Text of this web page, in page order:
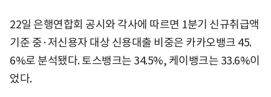
22일 은행연합회 공시와 각사에 따르면 1분기 신규취급액
기준 중·저신용자 대상 신용대출 비중은 카카오뱅크 45.
6%로 분석됐다. 토스뱅크는 34.5%, 케이뱅크는 33.6%이
었다.